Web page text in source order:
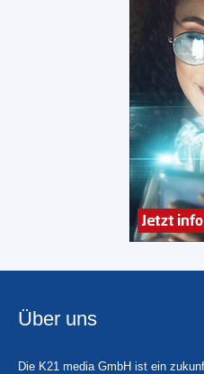
Über uns
Die K21 media GmbH ist ein